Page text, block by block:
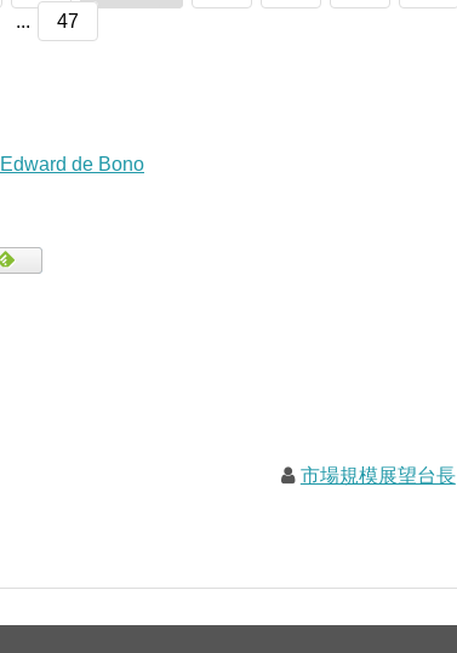
...
47
de Bono
市場規模展望台長